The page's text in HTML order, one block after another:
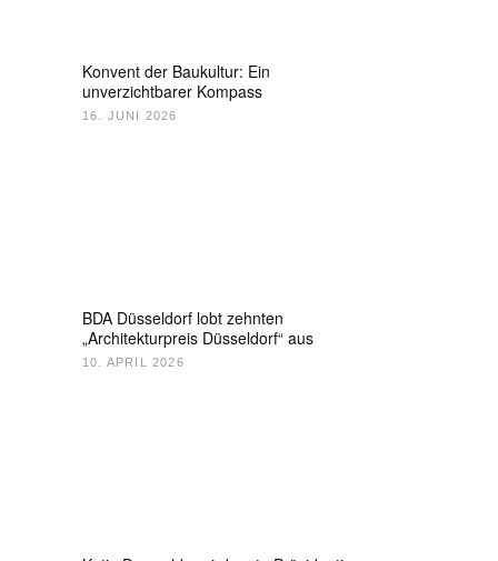
Konvent der Baukultur: Ein
unverzichtbarer Kompass
16. JUNI 2026
BDA Düsseldorf lobt zehnten
„Architekturpreis Düsseldorf“ aus
10. APRIL 2026